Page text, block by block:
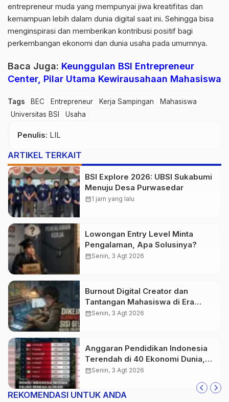
entrepreneur muda yang mempunyai jiwa kreatifitas dan
kemampuan lebih dalam dunia digital saat ini. Sehingga bisa
menginspirasi dan memberikan kontribusi positif bagi
perkembangan ekonomi dan dunia usaha pada umumnya.
Baca Juga: Keunggulan BSI Entrepreneur
Center, Pilar Utama Kewirausahaan Mahasiswa
Tags BEC Entrepreneur Kerja Sampingan
Mahasiswa
Universitas BSI
Usaha
Penulis: LIL
ARTIKEL TERKAIT
BSI Explore 2026: UBSI Sukabumi
Menuju Desa Purwasedar
calendar_month1 jam yang lalu
Lowongan Entry Level Minta
Pengalaman, Apa Solusinya?
calendar_monthSenin, 3 Agt 2026
Burnout Digital Creator dan
Tantangan Mahasiswa di Era
Digital
calendar_monthSenin, 3 Agt 2026
Anggaran Pendidikan Indonesia
Terendah di 40 Ekonomi Dunia,
Tantangan Akses Pendidikan
calendar_monthSenin, 3 Agt 2026
REKOMENDASI UNTUK ANDA